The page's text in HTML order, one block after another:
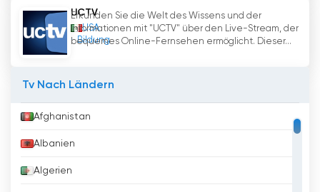
UCTV
USA
Bildung
Erkunden Sie die Welt des Wissens und der
Informationen mit "UCTV" über den Live-Stream, der
bequemes Online-Fernsehen ermöglicht. Dieser...
Tv Nach Ländern
Afghanistan
Albanien
Algerien